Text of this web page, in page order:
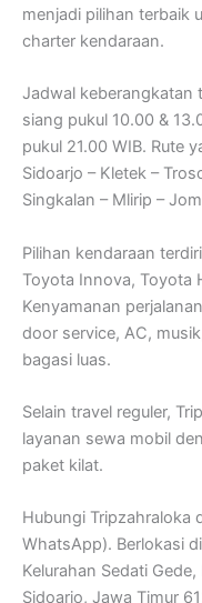
menjadi pilihan terbaik
charter kendaraan.
Jadwal keberangkatan
siang pukul 10.00 &
pukul 21.00 WIB. Rute
Sidoarjo – Kletek –
Singkalan – Mlirip –
Pilihan kendaraan
Toyota Innova, Toyota
Kenyamanan
door service, AC,
bagasi luas.
Selain travel reguler,
layanan sewa mobil
paket kilat.
Hubungi
WhatsApp). Berlokasi
Kelurahan Sedati
Sidoarjo, Jawa Timur